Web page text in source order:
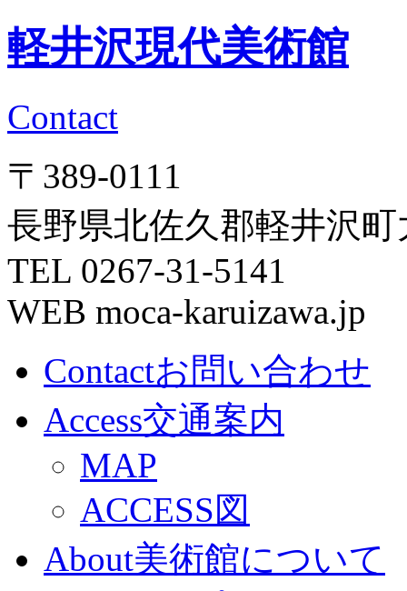
軽井沢現代美術館
Contact
〒389-0111
長野県北佐久郡軽井沢町
TEL 0267-31-5141
WEB moca-karuizawa.jp
Contactお問い合わせ
Access交通案内
MAP
ACCESS図
About美術館について